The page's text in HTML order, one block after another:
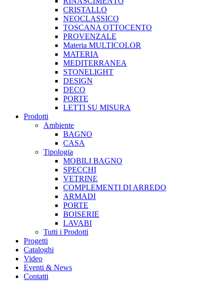
CRISTALLO
NEOCLASSICO
TOSCANA OTTOCENTO
PROVENZALE
Materia MULTICOLOR
MATERIA
MEDITERRANEA
STONELIGHT
DESIGN
DECO
PORTE
LETTI SU MISURA
Prodotti
Ambiente
BAGNO
CASA
Tipologia
MOBILI BAGNO
SPECCHI
VETRINE
COMPLEMENTI DI ARREDO
ARMADI
PORTE
BOISERIE
LAVABI
Tutti i Prodotti
Progetti
Cataloghi
Video
Eventi & News
Contatti